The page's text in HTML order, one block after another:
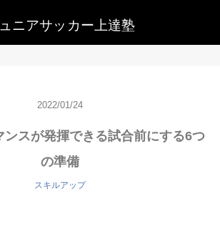
ニアサッカー上達塾
2022/01/24
ンスが発揮できる試合前にする6つ
の準備
スキルアップ